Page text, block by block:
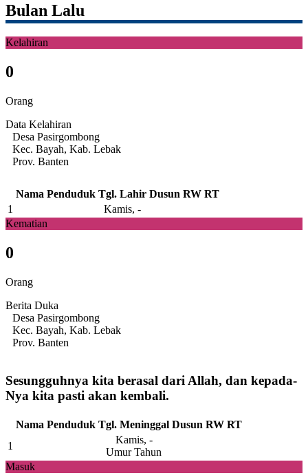
Bulan Lalu
Kelahiran
0
Orang
Data Kelahiran
Desa Pasirgombong
Kec. Bayah, Kab. Lebak
Prov. Banten
Nama Penduduk Tgl. Lahir Dusun RW RT
1
Kamis, -
Kematian
0
Orang
Berita Duka
Desa Pasirgombong
Kec. Bayah, Kab. Lebak
Prov. Banten
Sesungguhnya kita berasal dari Allah, dan kepada-
Nya kita pasti akan kembali.
Nama Penduduk Tgl. Meninggal Dusun RW RT
1
Kamis, -
Umur Tahun
Masuk